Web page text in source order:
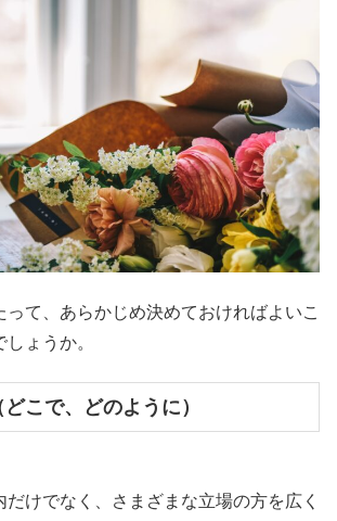
って、あらかじめ決めておければよいこ
ょうか。
こで、どのように）
けでなく、さまざまな立場の方を広く